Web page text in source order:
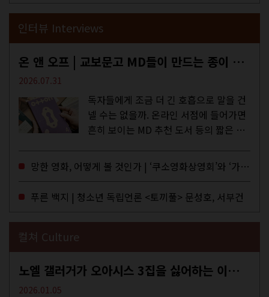
인터뷰 Interviews
온 앤 오프 | 교보문고 MD들이 만드는 종이 잡지 <어떤>
2026.07.31
독자들에게 조금 더 긴 호흡으로 말을 건
넬 수는 없을까. 온라인 서점에 들어가면
흔히 보이는 MD 추천 도서 등의 짧은 문
MD들의 고민 끝에 세상 밖으로 나온 종
이 잡지 어떤(otton). 지난해 12월...
망한 영화, 어떻게 볼 것인가 | ‘쿠소영화상영회’와 ‘가자미’의 이야기
푸른 백지 | 청소년 독립언론 <토끼풀> 문성호, 서부건
컬쳐 Culture
노엘 갤러거가 오아시스 3집을 싫어하는 이유 | DEFINITELY MAYBE, AGAIN
2026.01.05